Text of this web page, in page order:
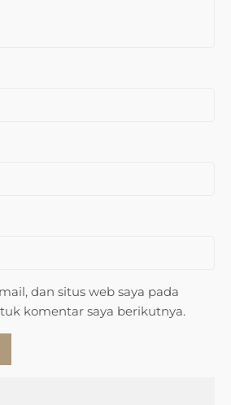
dan situs web saya pada
komentar saya berikutnya.